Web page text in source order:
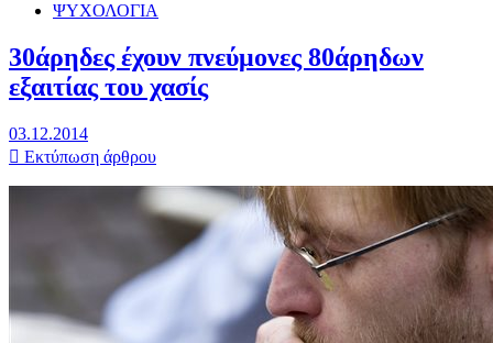
ΨΥΧΟΛΟΓΙΑ
30άρηδες έχουν πνεύμονες 80άρηδων
εξαιτίας του χασίς
03.12.2014
Εκτύπωση άρθρου